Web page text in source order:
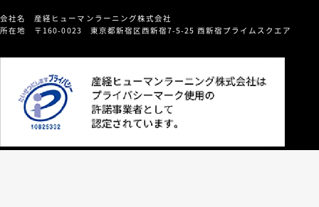
会社名 産経ヒューマンラーニング株式会社
所在地 〒160-0023 東京都新宿区西新宿7-5-25 西新宿プライムスクエア